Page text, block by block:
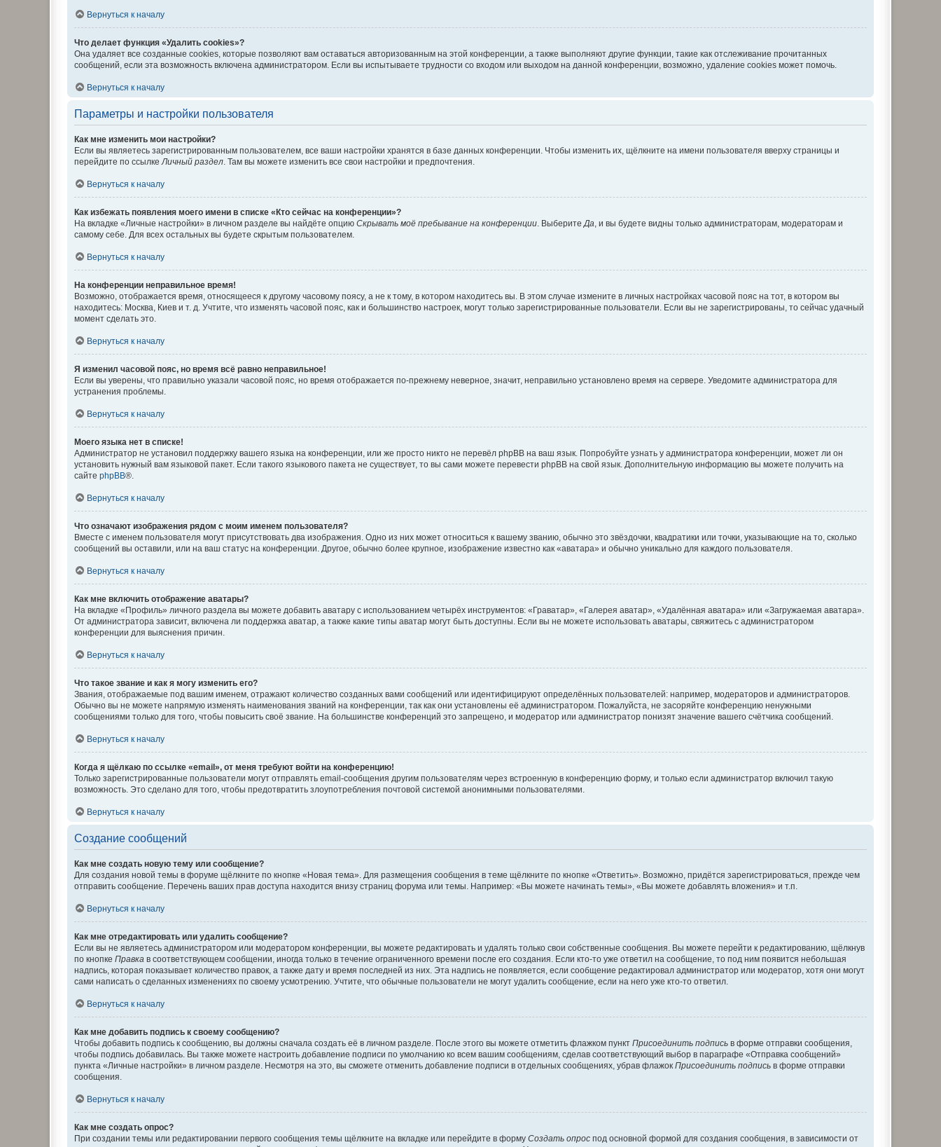
Вернуться к началу
Что делает функция «Удалить cookies»?
Она удаляет все созданные cookies, которые позволяют вам оставаться авторизованным на этой конференции, а также выполняют другие функции, такие как отслеживание прочитанных
сообщений, если эта возможность включена администратором. Если вы испытываете трудности со входом или выходом на данной конференции, возможно, удаление cookies может помочь.
Вернуться к началу
Параметры и настройки пользователя
Как мне изменить мои настройки?
Если вы являетесь зарегистрированным пользователем, все ваши настройки хранятся в базе данных конференции. Чтобы изменить их, щёлкните на имени пользователя вверху страницы и
перейдите по ссылкеЛичный раздел. Там вы можете изменить все свои настройки и предпочтения.
Вернуться к началу
Как избежать появления моего имени в списке «Кто сейчас на конференции»?
На вкладке «Личные настройки» в личном разделе вы найдёте опцию Скрывать моё пребывание на конференции. ВыберитеДа, и вы будете видны только администраторам, модераторам и
самому себе. Для всех остальных вы будете скрытым пользователем.
Вернуться к началу
На конференции неправильное время!
Возможно, отображается время, относящееся к другому часовому поясу, а не к тому, в котором находитесь вы. В этом случае измените в личных настройках часовой пояс на тот, в котором вы
находитесь: Москва, Киев и т. д. Учтите, что изменять часовой пояс, как и большинство настроек, могут только зарегистрированные пользователи. Если вы не зарегистрированы, то сейчас удачный
момент сделать это.
Вернуться к началу
Я изменил часовой пояс, но время всё равно неправильное!
Если вы уверены, что правильно указали часовой пояс, но время отображается по-прежнему неверное, значит, неправильно установлено время на сервере. Уведомите администратора для
устранения проблемы.
Вернуться к началу
Моего языка нет в списке!
Администратор не установил поддержку вашего языка на конференции, или же просто никто не перевёл phpBB на ваш язык. Попробуйте узнать у администратора конференции, может ли он
установить нужный вам языковой пакет. Если такого языкового пакета не существует, то вы сами можете перевести phpBB на свой язык. Дополнительную информацию вы можете получить на
сайте phpBB®.
Вернуться к началу
Что означают изображения рядом с моим именем пользователя?
Вместе с именем пользователя могут присутствовать два изображения. Одно из них может относиться к вашему званию, обычно это звёздочки, квадратики или точки, указывающие на то, сколько
сообщений вы оставили, или на ваш статус на конференции. Другое, обычно более крупное, изображение известно как «аватара» и обычно уникально для каждого пользователя.
Вернуться к началу
Как мне включить отображение аватары?
На вкладке «Профиль» личного раздела вы можете добавить аватару с использованием четырёх инструментов: «Граватар», «Галерея аватар», «Удалённая аватара» или «Загружаемая аватара».
От администратора зависит, включена ли поддержка аватар, а также какие типы аватар могут быть доступны. Если вы не можете использовать аватары, свяжитесь с администратором
конференции для выяснения причин.
Вернуться к началу
Что такое звание и как я могу изменить его?
Звания, отображаемые под вашим именем, отражают количество созданных вами сообщений или идентифицируют определённых пользователей: например, модераторов и администраторов.
Обычно вы не можете напрямую изменять наименования званий на конференции, так как они установлены её администратором. Пожалуйста, не засоряйте конференцию ненужными
сообщениями только для того, чтобы повысить своё звание. На большинстве конференций это запрещено, и модератор или администратор понизят значение вашего счётчика сообщений.
Вернуться к началу
Когда я щёлкаю по ссылке «email», от меня требуют войти на конференцию!
Только зарегистрированные пользователи могут отправлять email-сообщения другим пользователям через встроенную в конференцию форму, и только если администратор включил такую
возможность. Это сделано для того, чтобы предотвратить злоупотребления почтовой системой анонимными пользователями.
Вернуться к началу
Создание сообщений
Как мне создать новую тему или сообщение?
Для создания новой темы в форуме щёлкните по кнопке «Новая тема». Для размещения сообщения в теме щёлкните по кнопке «Ответить». Возможно, придётся зарегистрироваться, прежде чем
отправить сообщение. Перечень ваших прав доступа находится внизу страниц форума или темы. Например: «Вы можете начинать темы», «Вы можете добавлять вложения» и т.п.
Вернуться к началу
Как мне отредактировать или удалить сообщение?
Если вы не являетесь администратором или модератором конференции, вы можете редактировать и удалять только свои собственные сообщения. Вы можете перейти к редактированию, щёлкнув
по кнопке Правка в соответствующем сообщении, иногда только в течение ограниченного времени после его создания. Если кто-то уже ответил на сообщение, то под ним появится небольшая
надпись, которая показывает количество правок, а также дату и время последней из них. Эта надпись не появляется, если сообщение редактировал администратор или модератор, хотя они могут
сами написать о сделанных изменениях по своему усмотрению. Учтите, что обычные пользователи не могут удалить сообщение, если на него уже кто-то ответил.
Вернуться к началу
Как мне добавить подпись к своему сообщению?
Чтобы добавить подпись к сообщению, вы должны сначала создать её в личном разделе. После этого вы можете отметить флажком пункт Присоединить подпись в форме отправки сообщения,
чтобы подпись добавилась. Вы также можете настроить добавление подписи по умолчанию ко всем вашим сообщениям, сделав соответствующий выбор в параграфе «Отправка сообщений»
пункта «Личные настройки» в личном разделе. Несмотря на это, вы сможете отменить добавление подписи в отдельных сообщениях, убрав флажок Присоединить подпись в форме отправки
сообщения.
Вернуться к началу
Как мне создать опрос?
При создании темы или редактировании первого сообщения темы щёлкните на вкладке или перейдите в форму Создать опрос под основной формой для создания сообщения, в зависимости от